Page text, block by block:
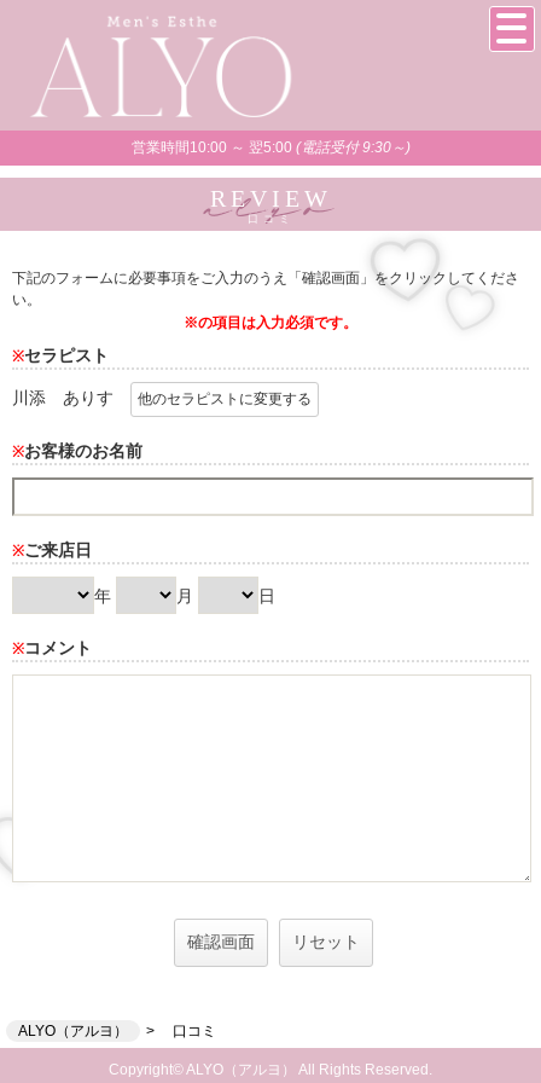
営業時間10:00 ～ 翌5:00 (電話受付 9:30～)
REVIEW
口コミ
下記のフォームに必要事項をご入力のうえ「確認画面」をクリックしてくださ
い。
※の項目は入力必須です。
※セラピスト
川添 ありす 他のセラピストに変更する
※お客様のお名前
※ご来店日
年 月 日
※コメント
ALYO（アルヨ） 口コミ
Copyright© ALYO（アルヨ） All Rights Reserved.